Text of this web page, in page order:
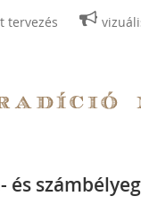
tervezés
és